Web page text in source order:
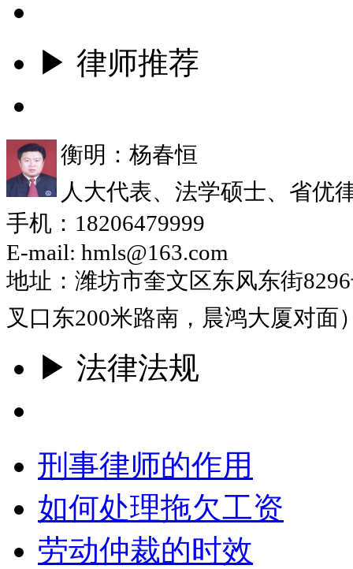
▶ 律师推荐
衡明：杨春恒
人大代表、法学硕士、省优
手机：18206479999
E-mail: hmls@163.com
地址：潍坊市奎文区东风东街
叉口东200米路南，晨鸿大厦对面
▶ 法律法规
刑事律师的作用
如何处理拖欠工资
劳动仲裁的时效